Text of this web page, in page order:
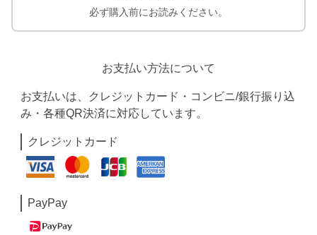
必ず購入前にお読みください。
お支払い方法について
お支払いは、クレジットカード・コンビニ/銀行振り込
み・各種QR決済に対応しています。
クレジットカード
PayPay